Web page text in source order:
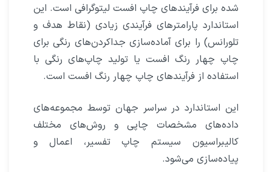
شده برای فرآیندهای چاپ افست لیتوگرافی است. این
استاندارد پارامترهای فرآیندی زیادی (نقاط هدف و
تلورانس) را برای آماده‌سازی جداکردن‌های رنگی برای
چاپ چهار رنگ افست یا تولید چاپ‌های رنگی با
استفاده از فرآیندهای چاپ چهار رنگ افست است.
این استاندارد در سراسر جهان توسط مجموعه‌های
داده‌های مشخصات چاپی و روش‌های مختلف
کالیبراسیون سیستم چاپ تفسیر، اعمال و
پیاده‌سازی می‌شود.